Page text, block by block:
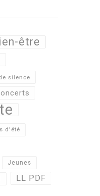
être
silence
d'été
Jeunes
LL PDF